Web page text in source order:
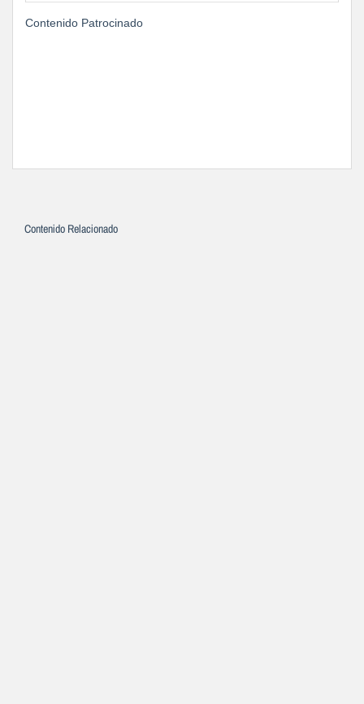
Contenido Patrocinado
Contenido Relacionado